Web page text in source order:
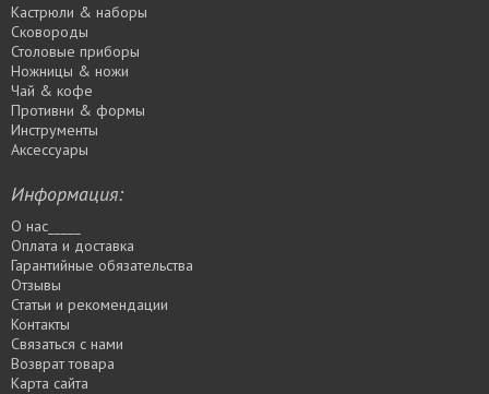
Кастрюли & наборы
Сковороды
Столовые приборы
Ножницы & ножи
Чай & кофе
Противни & формы
Инструменты
Аксессуары
Информация:
О нас_____
Оплата и доставка
Гарантийные обязательства
Отзывы
Статьи и рекомендации
Контакты
Связаться с нами
Возврат товара
Карта сайта